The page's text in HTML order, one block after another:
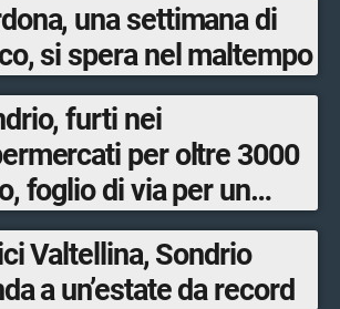
una settimana di
si spera nel maltempo
furti nei
per oltre 3000
foglio di via per un
Valtellina, Sondrio
a un’estate da record